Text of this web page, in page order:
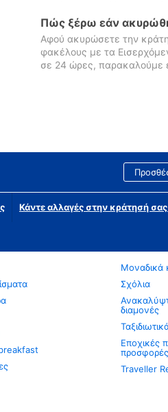
Πώς ξέρω εάν
Αφού ακυρώσετε την
φακέλους με τα
σε 24 ώρες, παρακαλούμε
Κάντε αλλαγές στην κράτησή
Μοναδικά
Σχόλια
διαμονές
Εποχικές
Traveller